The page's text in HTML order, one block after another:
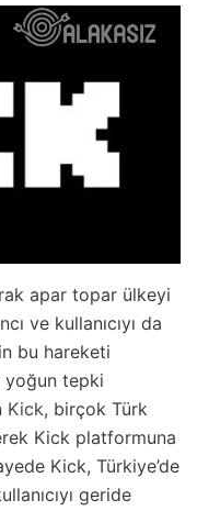
apar topar ülkeyi
ve kullanıcıyı da
bu hareketi
yoğun tepki
Kick, birçok Türk
Kick platformuna
Kick, Türkiye’de
geride